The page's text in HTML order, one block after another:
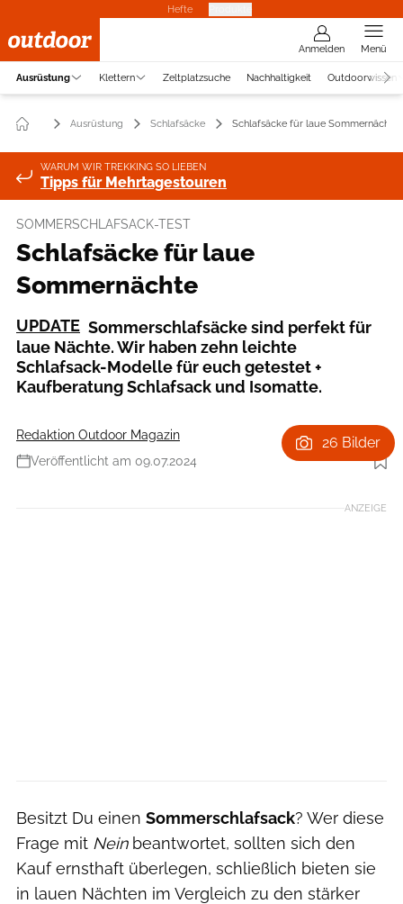
Hefte
Anmelden Menü
Ausrüstung Klettern Zeltplatzsuche Nachhaltigkeit Outdoorwissen
Ausrüstung Schlafsäcke Schlafsäcke für laue Sommernächte
WARUM WIR TREKKING SO LIEBEN
Tipps für Mehrtagestouren
SOMMERSCHLAFSACK-TEST
Schlafsäcke für laue
Sommernächte
UPDATE Sommerschlafsäcke sind perfekt für
laue Nächte. Wir haben zehn leichte
Schlafsack-Modelle für euch getestet +
Kaufberatung Schlafsack und Isomatte.
Redaktion Outdoor Magazin
Veröffentlicht am 09.07.2024
Foto: swissmediavision via Getty Images
26 Bilder
ANZEIGE
Besitzt Du einen Sommerschlafsack? Wer diese
Frage mit Neinbeantwortet, sollten sich den
Kauf ernsthaft überlegen, schließlich bieten sie
in lauen Nächten im Vergleich zu den stärker